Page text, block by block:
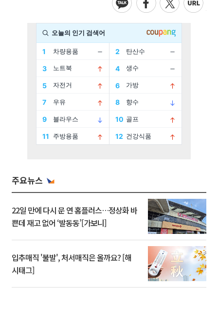
주요뉴스
22일 만에 다시 문 연 홈플러스…정상화 바
쁜데 재고 없어 ‘발동동’[가보니]
입추매직 '불발', 처서매직은 올까요? [해
시태그]